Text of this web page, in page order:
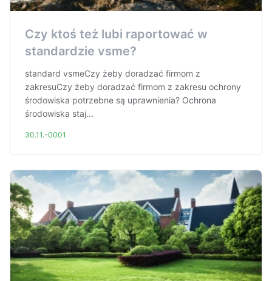
Czy ktoś też lubi raportować w
standardzie vsme?
standard vsmeCzy żeby doradzać firmom z
zakresuCzy żeby doradzać firmom z zakresu ochrony
środowiska potrzebne są uprawnienia? Ochrona
środowiska staj...
30.11.-0001